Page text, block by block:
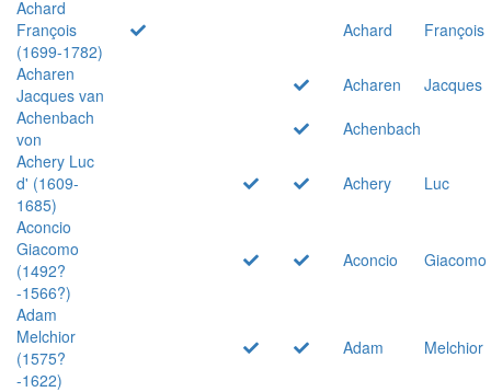
Achard
François
(1699-1782)
Achard
François
Acharen
Jacques van
Acharen
Jacques
Achenbach
von
Achenbach
Achery Luc
d' (1609-
1685)
Achery
Luc
Aconcio
Giacomo
(1492?
-1566?)
Aconcio Giacomo
Adam
Melchior
(1575?
-1622)
Adam Melchior